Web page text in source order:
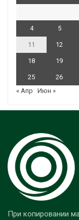
4 5
11 12
18 19
25 26
« Апр
Июн »
При копировании